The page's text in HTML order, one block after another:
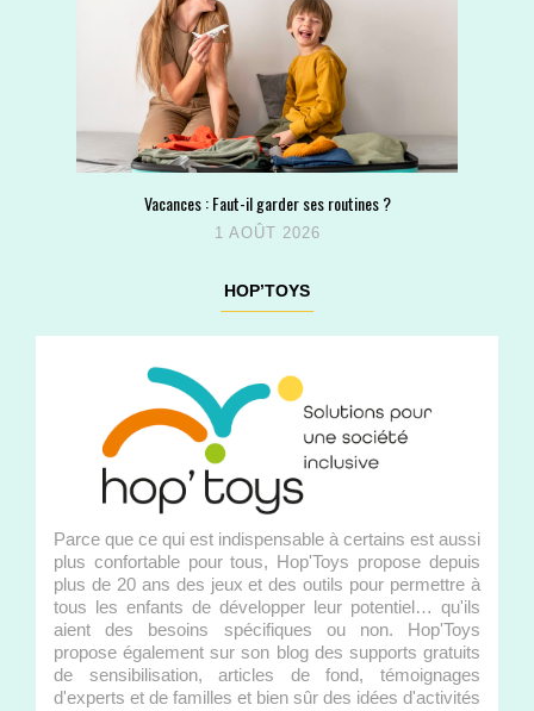
Vacances : Faut-il garder ses routines ?
1 AOÛT 2026
HOP’TOYS
Parce que ce qui est indispensable à certains est aussi
plus confortable pour tous, Hop'Toys propose depuis
plus de 20 ans des jeux et des outils pour permettre à
tous les enfants de développer leur potentiel… qu'ils
aient des besoins spécifiques ou non. Hop'Toys
propose également sur son blog des supports gratuits
de sensibilisation, articles de fond, témoignages
d'experts et de familles et bien sûr des idées d'activités